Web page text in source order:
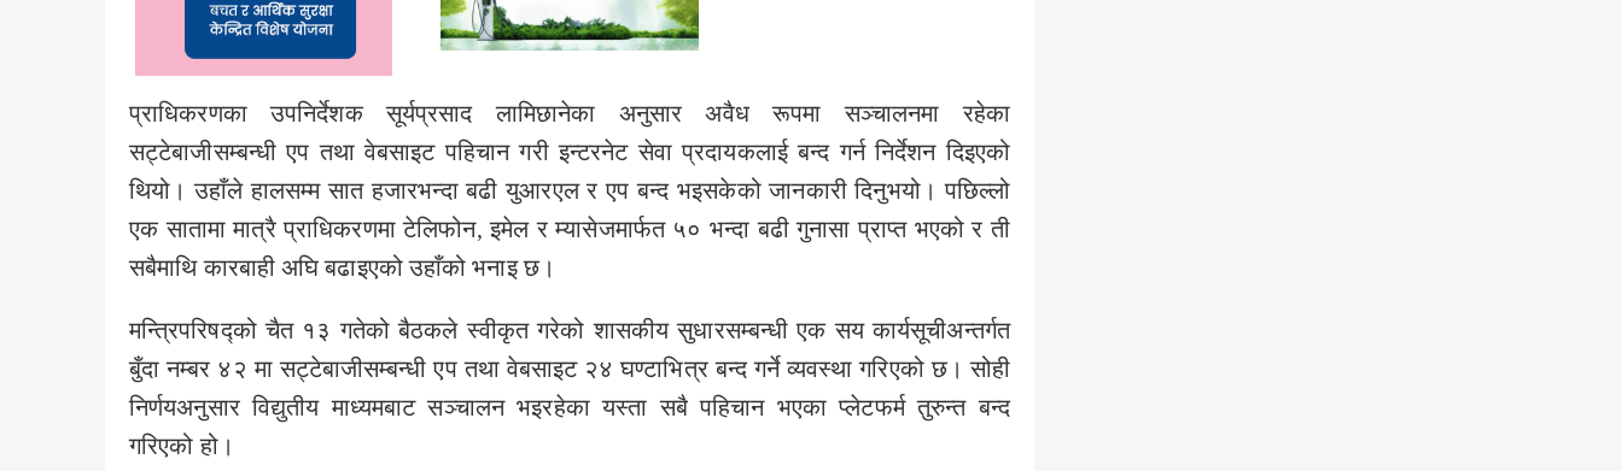
प्राधिकरणका उपनिर्देशक सूर्यप्रसाद लामिछानेका अनुसार अवैध रूपमा सञ्चालनमा रहेका
सट्टेबाजीसम्बन्धी एप तथा वेबसाइट पहिचान गरी इन्टरनेट सेवा प्रदायकलाई बन्द गर्न निर्देशन दिइएको
थियो। उहाँले हालसम्म सात हजारभन्दा बढी युआरएल र एप बन्द भइसकेको जानकारी दिनुभयो। पछिल्लो
एक सातामा मात्रै प्राधिकरणमा टेलिफोन, इमेल र म्यासेजमार्फत ५० भन्दा बढी गुनासा प्राप्त भएको र ती
सबैमाथि कारबाही अघि बढाइएको उहाँको भनाइ छ।
मन्त्रिपरिषद्को चैत १३ गतेको बैठकले स्वीकृत गरेको शासकीय सुधारसम्बन्धी एक सय कार्यसूचीअन्तर्गत
बुँदा नम्बर ४२ मा सट्टेबाजीसम्बन्धी एप तथा वेबसाइट २४ घण्टाभित्र बन्द गर्ने व्यवस्था गरिएको छ। सोही
निर्णयअनुसार विद्युतीय माध्यमबाट सञ्चालन भइरहेका यस्ता सबै पहिचान भएका प्लेटफर्म तुरुन्त बन्द
गरिएको हो।